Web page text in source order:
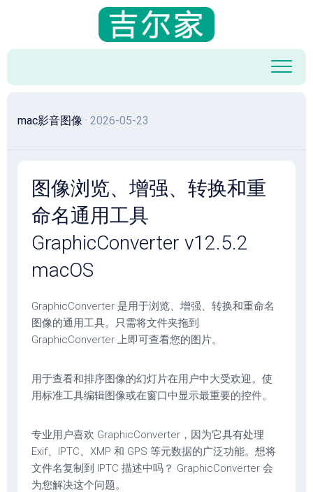
容
mac影音图像 · 2026-05-23
图像浏览、增强、转换和重
命名通用工具
GraphicConverter v12.5.2
macOS
GraphicConverter 是用于浏览、增强、转换和重命名
图像的通用工具。只需将文件夹拖到
GraphicConverter 上即可查看您的图片。
用于查看和排序图像的幻灯片在用户中大受欢迎。使
用标准工具编辑图像或在窗口中显示最重要的控件。
专业用户喜欢 GraphicConverter，因为它具有处理
Exif、IPTC、XMP 和 GPS 等元数据的广泛功能。想将
文件名复制到 IPTC 描述中吗？ GraphicConverter 会
为您解决这个问题。